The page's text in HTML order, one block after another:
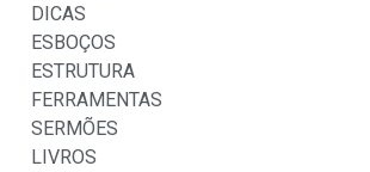
DICAS
ESBOÇOS
ESTRUTURA
FERRAMENTAS
SERMÕES
LIVROS